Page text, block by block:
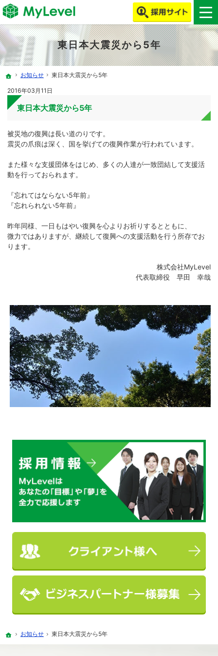
東日本大震災から5年
MyLevelで、ITエンジニア・クリエイターの働き方改革をしよう！
MyLevelは、ITエンジニア・クリエイターの人材不足やミスマッチを解消します！
ホーム
お知らせ 東日本大震災から5年
2016年03月11日
東日本大震災から5年
被災地の復興は長い道のりです。
震災の爪痕は深く、国を挙げての復興作業が行われています。
また様々な支援団体をはじめ、多くの人達が一致団結して支援活
動を行っておられます。
『忘れてはならない5年前』
『忘れられない5年前』
昨年同様、一日もはやい復興を心よりお祈りするとともに、
微力ではありますが、継続して復興への支援活動を行う所存でお
ります。
株式会社MyLevel
代表取締役 早田 幸哉
ホーム
お知らせ 東日本大震災から5年